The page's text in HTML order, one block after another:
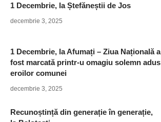
1 Decembrie, la Ștefăneștii de Jos
decembrie 3, 2025
1 Decembrie, la Afumați – Ziua Națională a
fost marcată printr-u omagiu solemn adus
eroilor comunei
decembrie 3, 2025
Recunoștință din generație în generație,